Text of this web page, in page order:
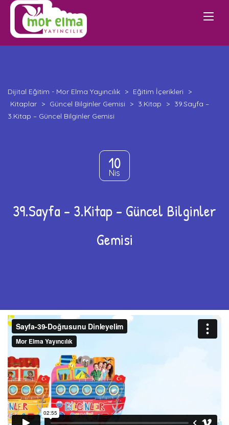
Dijital Eğitim - Mor Elma Yayıncılık > Eğitim İçerikleri
>
Kitaplar > Güncel Bilginler Gemisi > 3.Kitap > 39.Sayfa –
3.Kitap – Güncel Bilginler Gemisi
10
Nis
39.Sayfa – 3.Kitap – Güncel Bilginler
Gemisi